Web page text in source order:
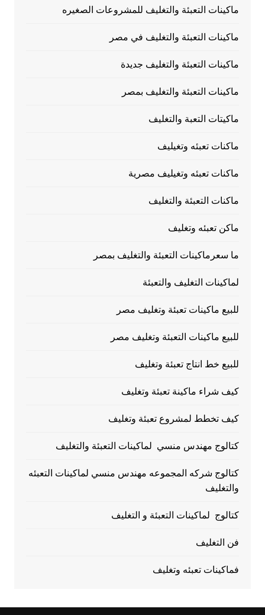
ماكينات التعبئة والتغليف للمشروعات الصغيره
ماكينات التعبئة والتغليف في مصر
ماكينات التعبئة والتغليف جديدة
ماكينات التعبئة والتغليف بمصر
ماكيتات التعبة والتغليف
ماكنات تعبئه وتغيليف
ماكنات تعبئه وتغيليف مصرية
ماكنات التعبئة والتغليف
ماكن تعبئه وتغليف
ما سعرماكينات التعبئة والتغليف بمصر
لماكينات التغليف والتعبئة
للبيع ماكينات تعبئة وتغليف مصر
للبيع ماكينات التعبئة وتغليف مصر
للبيع خط انتاج تعبئة وتغليف
كيف شراء ماكينة تعبئة وتغليف
كيف تخطط لمشروع تعبئة وتغليف
كتالوج مهندس منسي لماكينات التعبئة والتغليف
كتالوج شركه المجموعه مهندس منسي لماكينات التعبئه
والتغليف
كتالوج لماكينات التعبئة و التغليف
فن التغليف
فماكينات تعبئه وتغليف